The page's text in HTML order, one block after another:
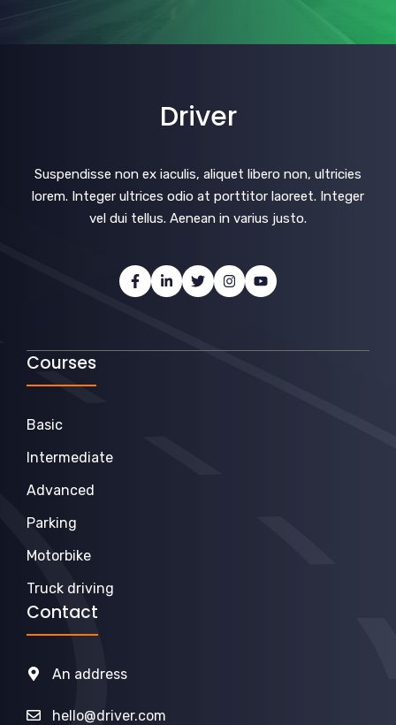
Driver
Suspendisse non ex iaculis, aliquet libero non, ultricies
lorem. Integer ultrices odio at porttitor laoreet. Integer
vel dui tellus. Aenean in varius justo.
Courses
Basic
Intermediate
Advanced
Parking
Motorbike
Truck driving
Contact
An address
hello@driver.com